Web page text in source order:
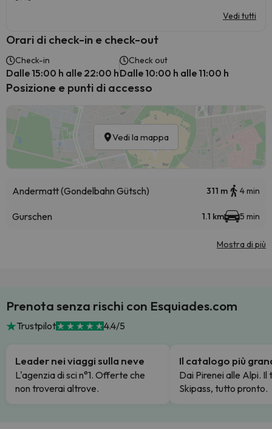
Vedi tutti
Orari di check-in e check-out
Check-in
Dalle 15:00 h alle 22:00 h
Check out
Dalle 10:00 h alle 11:00 h
Posizione e punti di accesso
Vedi la mappa
Andermatt (Gondelbahn Gütsch) 311 m 4 min
Gurschen 1.1 km 5 min
Mostra di più
Prenota senza rischi con Esquiades.com
Trustpilot 4.4/5
Leader nei viaggi sulla neve
L'agenzia di sci n°1. Offerte che
non troverai altrove.
Il catalogo più
Dai Pirenei alle Alpi. Il
Skipass, tutto pronto.